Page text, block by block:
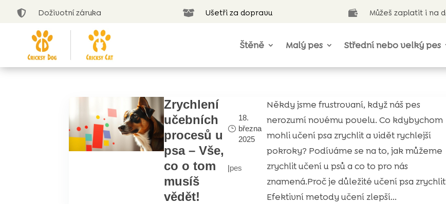
 Doživotní záruka  Ušetři za dopravu  Můžeš zaplatit i na
Štěně Malý pes Střední nebo velký pes
Zrychlení
učebních
procesů u
psa – Vše,
co o tom
musíš
vědět!
18.
března
2025
|pes
Někdy jsme frustrovaní, když náš pes
nerozumí novému povelu. Co kdybychom
mohli učení psa zrychlit a vidět rychlejší
pokroky? Podíváme se na to, jak můžeme
zrychlit učení u psů a co to pro nás
znamená.Proč je důležité učení psa
Efektivní metody učení zlepší...